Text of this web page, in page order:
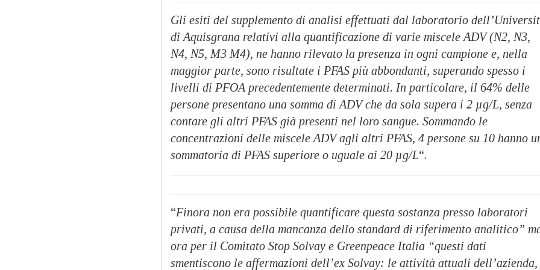
Gli esiti del supplemento di analisi effettuati dal laboratorio
di Aquisgrana relativi alla quantificazione di varie miscele ADV (N2, N3,
N4, N5, M3 M4), ne hanno rilevato la presenza in ogni campione e, nella
maggior parte, sono risultate i PFAS più abbondanti, superando spesso i
livelli di PFOA precedentemente determinati. In particolare, il 64% delle
persone presentano una somma di ADV che da sola supera i 2 µg/L, senza
contare gli altri PFAS già presenti nel loro sangue. Sommando le
concentrazioni delle miscele ADV agli altri PFAS, 4 persone su 10 hanno
sommatoria di PFAS superiore o uguale ai 20 µg/L“.
“Finora non era possibile quantificare questa sostanza presso laboratori
privati, a causa della mancanza dello standard di riferimento analitico”
ora per il Comitato Stop Solvay e Greenpeace Italia “questi dati
smentiscono le affermazioni dell’ex Solvay: le attività attuali dell’azienda,